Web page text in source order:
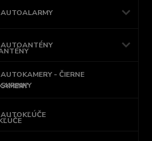
AUTOALARMY
AUTOANTÉNY
AUTOKAMERY - ČIERNE
SKRINKY
AUTOKĽÚČE